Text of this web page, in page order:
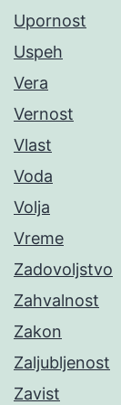
Upornost
Uspeh
Vera
Vernost
Vlast
Voda
Volja
Vreme
Zadovoljstvo
Zahvalnost
Zakon
Zaljubljenost
Zavist